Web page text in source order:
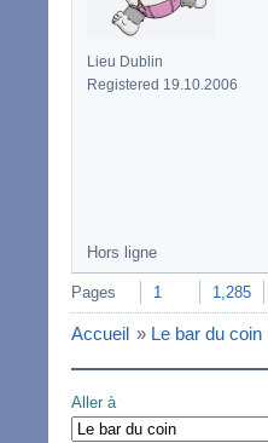
Lieu Dublin
Registered 19.10.2006
Hors ligne
Pages 1 1,285
Accueil » Le bar du coin
Aller à